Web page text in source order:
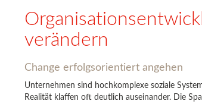
verändern
Change erfolgsorientiert angehen
Unternehmen sind hochkomplexe soziale
Realität klaffen oft deutlich auseinander. Die